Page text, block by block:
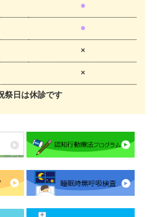
●
●
×
×
祭日は休診です